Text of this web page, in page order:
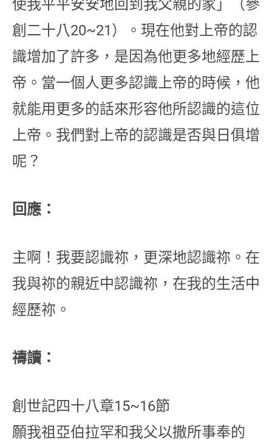
使我平平安安地回到我父親的家」（參
創二十八20~21）。現在他對上帝的認
識增加了許多，是因為他更多地經歷上
帝。當一個人更多認識上帝的時候，他
就能用更多的話來形容他所認識的這位
上帝。我們對上帝的認識是否與日俱增
呢？
回應：
主啊！我要認識祢，更深地認識祢。在
我與祢的親近中認識祢，在我的生活中
經歷祢。
禱讀：
創世記四十八章15~16節
願我祖亞伯拉罕和我父以撒所事奉的